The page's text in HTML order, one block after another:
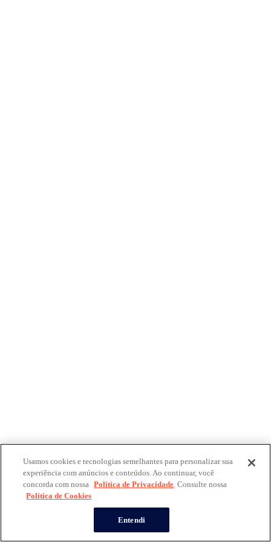
Usamos cookies e tecnologias semelhantes para personalizar sua
experiência com anúncios e conteúdos. Ao continuar, você
concorda com nossa Política de Privacidade. Consulte nossa
Política de Cookies
Entendi